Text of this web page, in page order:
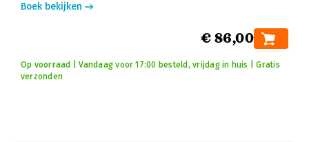
Boek bekijken
€ 86,00
Op voorraad | Vandaag voor 17:00 besteld, vrijdag in huis | Gratis
verzonden